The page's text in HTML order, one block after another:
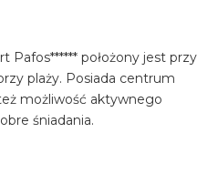
Pafos****** położony jest przy
plaży. Posiada centrum
możliwość aktywnego
śniadania.